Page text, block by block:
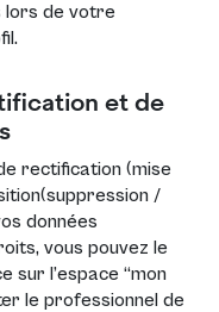
lors de votre
.
et de
rectification (mise
/
données
vous pouvez le
sur l’espace “mon
le professionnel de